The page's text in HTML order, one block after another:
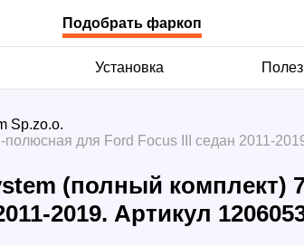
Подобрать фаркоп
Установка
Sp.zo.o.
для Ford Focus III седан 2011-
(полный комплект)
2019. Артикул